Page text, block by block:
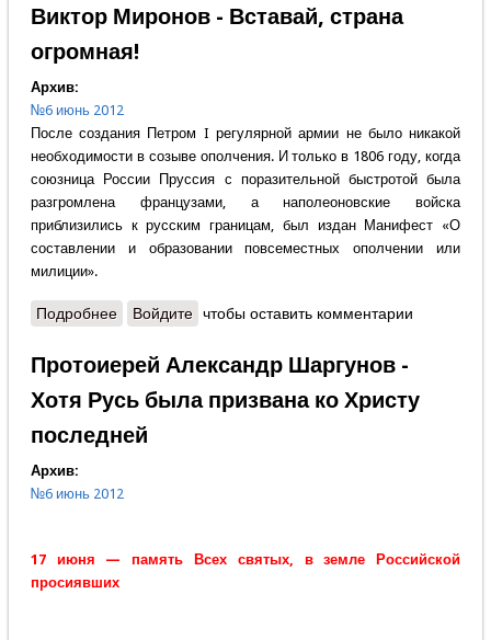
Виктор Миронов - Вставай, страна
огромная!
Архив:
№6 июнь 2012
После создания Петром I регулярной армии не было никакой
необходимости в созыве ополчения. И только в 1806 году, когда
союзница России Пруссия с поразительной быстротой была
разгромлена французами, а наполеоновские войска
приблизились к русским границам, был издан Манифест «О
составлении и образовании повсеместных ополчении или
милиции».
Подробнеео Виктор Миронов - Вставай, страна огромная!
Войдите чтобы оставить комментарии
Протоиерей Александр Шаргунов -
Хотя Русь была призвана ко Христу
последней
Архив:
№6 июнь 2012
17 июня — память Всех святых, в земле Российской
просиявших